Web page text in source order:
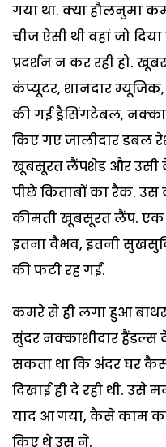
गया था. क्या हौलनुमा
चीज ऐसी थी वहां जो
प्रदर्शन न कर रही हो.
कंप्यूटर, शानदार
की गई ड्रैसिंगटेबल,
किए गए जालीदार डबल
खूबसूरत लैंपशेड और उसी
पीछे किताबों का रैक.
कीमती खूबसूरत लैंप.
इतना वैभव, इतनी
की फटी रह गईं.
कमरे से ही लगा हुआ
सुंदर नक्काशीदार
सकता था कि अंदर घर
दिखाई ही दे रही थी. उसे
याद आ गया, कैसे काम
किए थे उस ने.